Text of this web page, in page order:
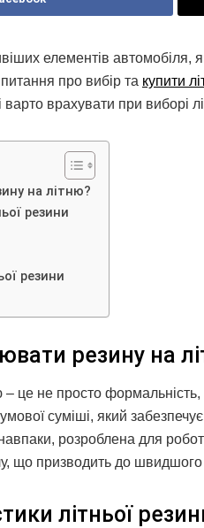
елементів
про вибір та купити
врахувати при виборі
на літню?
резини
резини
резину на
– це не просто
суміші, який
розроблена для
що призводить до
літньої